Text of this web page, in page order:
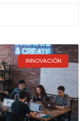
INNOVACIÓN